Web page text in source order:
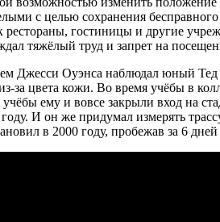
с целью сохранения
рестораны, гостиницы и другие
тяжёлый труд и запрет на
Джесси Оуэнса наблюдал юный Тед
за цвета кожи. Во время учёбы в
ему и вовсе закрыли вход на
И он же придумал измерять
в 2000 году, пробежав за 6